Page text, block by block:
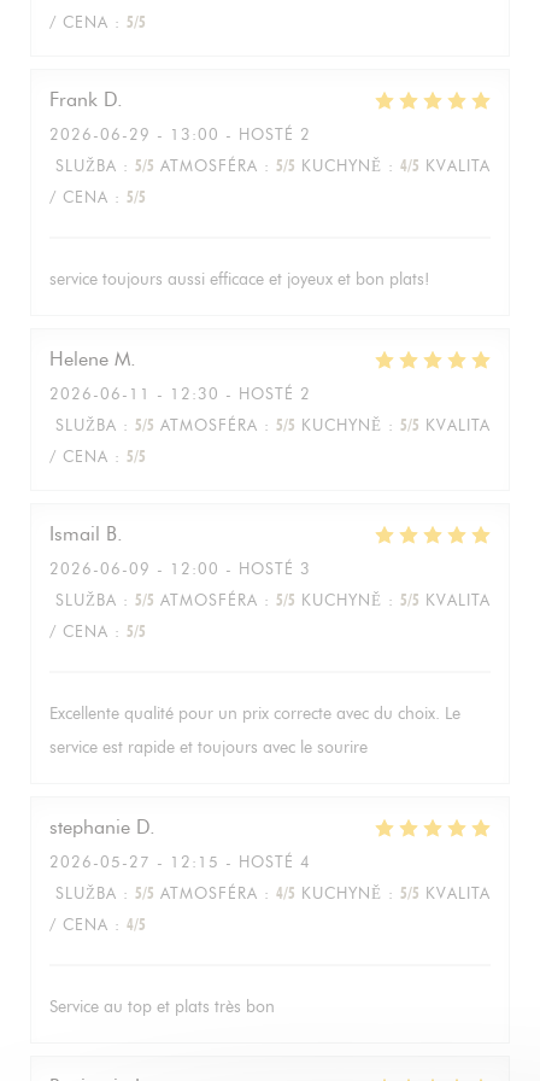
/ CENA : 5/5
Frank D
2026-06-29 - 13:00 - HOSTÉ 2
SLUŽBA : 5/5 ATMOSFÉRA : 5/5 KUCHYNĚ : 4/5 KVALITA
/ CENA : 5/5
service toujours aussi efficace et joyeux et bon plats!
Helene M
2026-06-11
- 12:30 - HOSTÉ 2
SLUŽBA : 5/5 ATMOSFÉRA : 5/5 KUCHYNĚ : 5/5 KVALITA
/ CENA : 5/5
Ismail B
2026-06-09 - 12:00 - HOSTÉ 3
SLUŽBA : 5/5 ATMOSFÉRA : 5/5 KUCHYNĚ : 5/5 KVALITA
/ CENA : 5/5
Excellente qualité pour un prix correcte avec du choix. Le
service est rapide et toujours avec le sourire
stephanie D
2026-05-27 - 12:15 - HOSTÉ 4
SLUŽBA : 5/5 ATMOSFÉRA : 4/5 KUCHYNĚ : 5/5 KVALITA
/ CENA : 4/5
Service au top et plats très bon